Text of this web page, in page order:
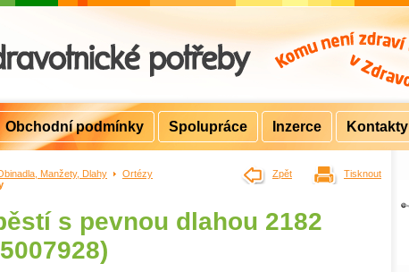
Manžety, Dlahy > Ortézy
s pevnou dlahou 2182
Tisknout
Zpět
Obchodní podmínky Spolupráce Inzerce Kontakty